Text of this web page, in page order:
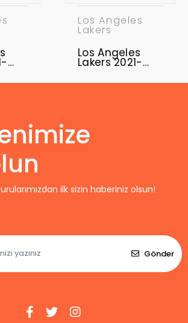
Los Angeles
Lakers
Los Angeles
Lakers 2021-
James 6
ilk sizin haberiniz olsun!
Gönder